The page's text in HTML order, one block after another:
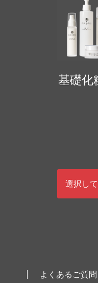
基礎化
選択し
よくあるご質問